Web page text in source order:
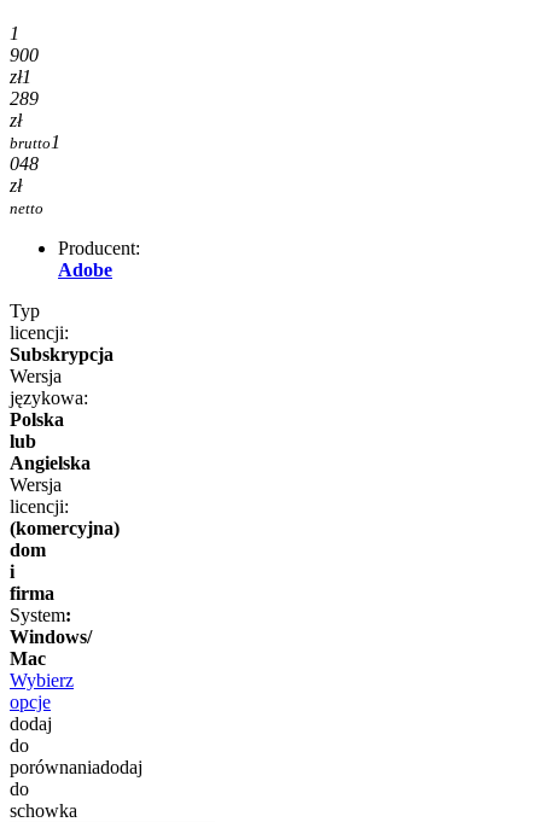
1
900
zł1
289
zł
brutto 1
048
zł
netto
Producent:
Adobe
Typ
licencji:
Subskrypcja
Wersja
językowa:
Polska
lub
Angielska
Wersja
licencji:
(komercyjna)
dom
i
firma
System:
Windows/
Mac
Wybierz
opcje
dodaj
do
porównaniadodaj
do
schowka